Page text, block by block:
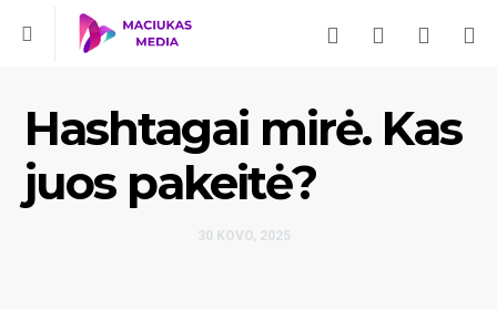
Hashtagai mirė. Kas
juos pakeitė?
30 KOVO, 2025